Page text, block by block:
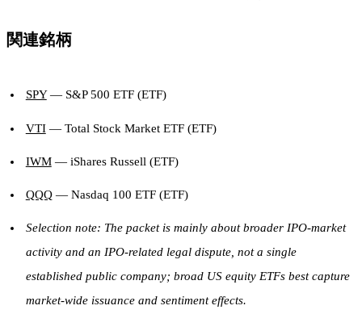
関連銘柄
SPY— S&P 500 ETF (ETF)
VTI— Total Stock Market ETF (ETF)
IWM— iShares Russell (ETF)
QQQ— Nasdaq 100 ETF (ETF)
Selection note: The packet is mainly about broader IPO-market
activity and an IPO-related legal dispute, not a single
established public company; broad US equity ETFs best capture
market-wide issuance and sentiment effects.